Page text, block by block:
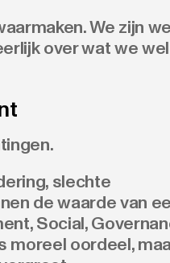
We zijn
over wat we
slechte
de waarde van
Social,
moreel oordeel,